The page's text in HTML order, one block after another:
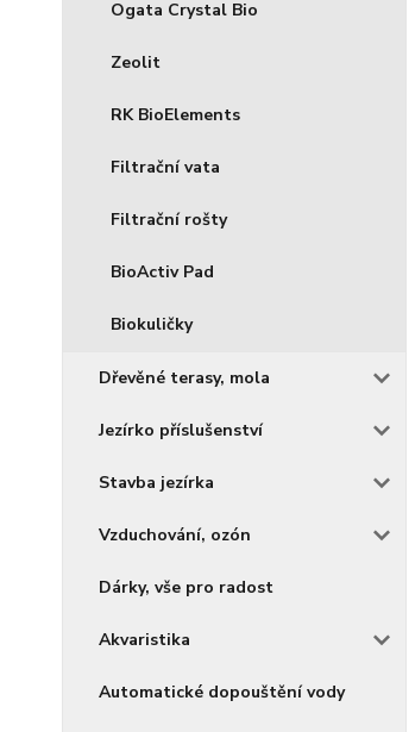
Ogata Crystal Bio
Zeolit
RK BioElements
Filtrační vata
Filtrační rošty
BioActiv Pad
Biokuličky
Dřevěné terasy, mola
Jezírko příslušenství
Stavba jezírka
Vzduchování, ozón
Dárky, vše pro radost
Akvaristika
Automatické dopouštění vody